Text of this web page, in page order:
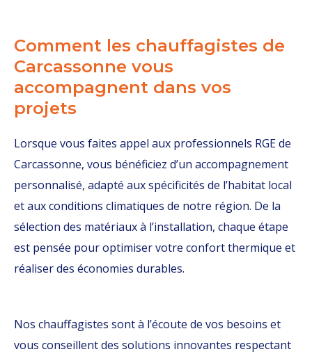
Comment les chauffagistes de
Carcassonne vous
accompagnent dans vos
projets
Lorsque vous faites appel aux professionnels RGE de
Carcassonne, vous bénéficiez d’un accompagnement
personnalisé, adapté aux spécificités de l’habitat local
et aux conditions climatiques de notre région. De la
sélection des matériaux à l’installation, chaque étape
est pensée pour optimiser votre confort thermique et
réaliser des économies durables.
Nos chauffagistes sont à l’écoute de vos besoins et
vous conseillent des solutions innovantes respectant